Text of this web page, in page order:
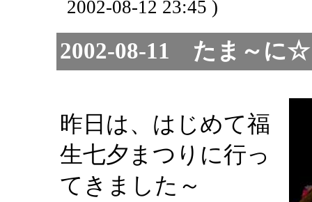
2002-08-12 23:45 )
2002-08-11 たま～
昨日は、はじめて福
生七夕まつりに行っ
てきました～